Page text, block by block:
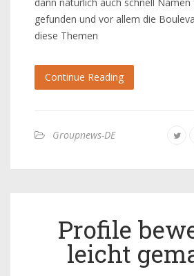
gefunden und vor allem die
diese Themen
Continue Reading
Groupnews-DE
Profile
leicht